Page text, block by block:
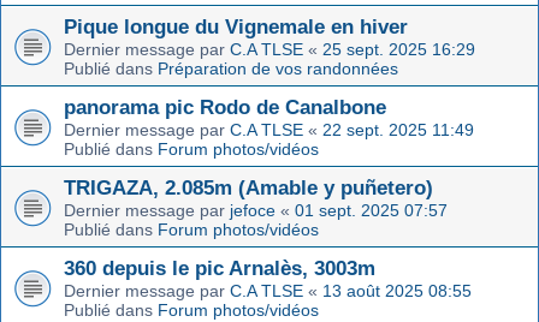
Pique longue du Vignemale en hiver
Dernier message par C.A TLSE « 25 sept. 2025 16:29
Publié dans Préparation de vos randonnées
panorama pic Rodo de Canalbone
Dernier message par C.A TLSE « 22 sept. 2025 11:49
Publié dans Forum photos/vidéos
TRIGAZA, 2.085m (Amable y puñetero)
Dernier message par jefoce « 01 sept. 2025 07:57
Publié dans Forum photos/vidéos
360 depuis le pic Arnalès, 3003m
Dernier message par C.A TLSE « 13 août 2025 08:55
Publié dans Forum photos/vidéos